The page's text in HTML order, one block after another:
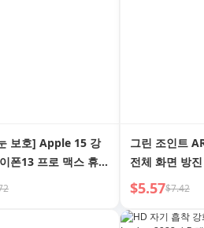
보호] Apple 15 강
폰13 프로 맥스 휴대
러스 새 필름 12 블
그린 조인트
전체 화면 방
$5.57$7.42